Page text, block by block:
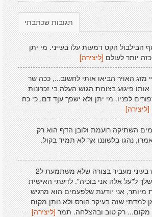
תגובות שכתבתי
הבילבול הקט דמעות עלו בעייני. מי יתן
יותר לעולם[ליצירה]
מזג האויר הביאו אותי לחשוב..., ככה שר
פיגוע בצומת הגוש העלה בי זכרונות
לפניו. מי יתן ולא ישפך עןד דם. כי כח
[ליצירה]
השתיקה רועמת ולובן הדף הוא רק
נהגו בלשוננו אך לא תמיד בקול.
wow בעיני מעביר בצורה שלא משתמעת ל2
ל"על אלה אני בוכיה". לדעתי האישית
מיותר, אני יודעת שלפעמים הוא מרגיש
למדתי שזה בעיקר הורס ולא נותן מקום
מקום... רק טוב ובהצלחה. תמר [ליצירה]